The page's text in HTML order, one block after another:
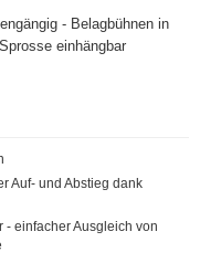
- Belagbühnen in
einhängbar
Auf- und Abstieg dank
einfacher Ausgleich von